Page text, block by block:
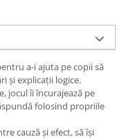
a-i ajuta pe copii să
și explicații logice.
jocul îi încurajează pe
folosind propriile
cauză și efect, să își